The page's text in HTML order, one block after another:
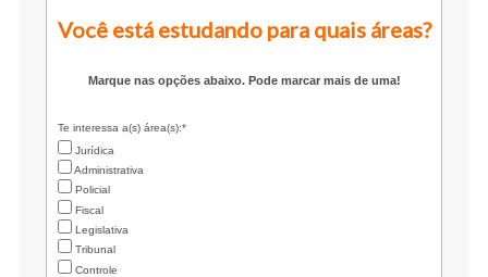
Você está estudando para quais áreas?
Marque nas opções abaixo. Pode marcar mais de uma!
Te interessa a(s) área(s):*
Jurídica
Administrativa
Policial
Fiscal
Legislativa
Tribunal
Controle